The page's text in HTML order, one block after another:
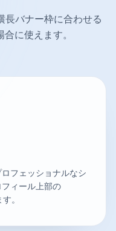
バナー枠に合わせる
に使えます。
フェッショナルなシ
ィール上部の
。